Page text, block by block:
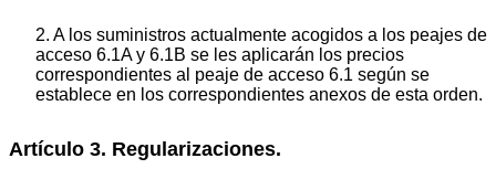
2. A los suministros actualmente acogidos a los peajes de
acceso 6.1A y 6.1B se les aplicarán los precios
correspondientes al peaje de acceso 6.1 según se
establece en los correspondientes anexos de esta orden.
Artículo 3. Regularizaciones.